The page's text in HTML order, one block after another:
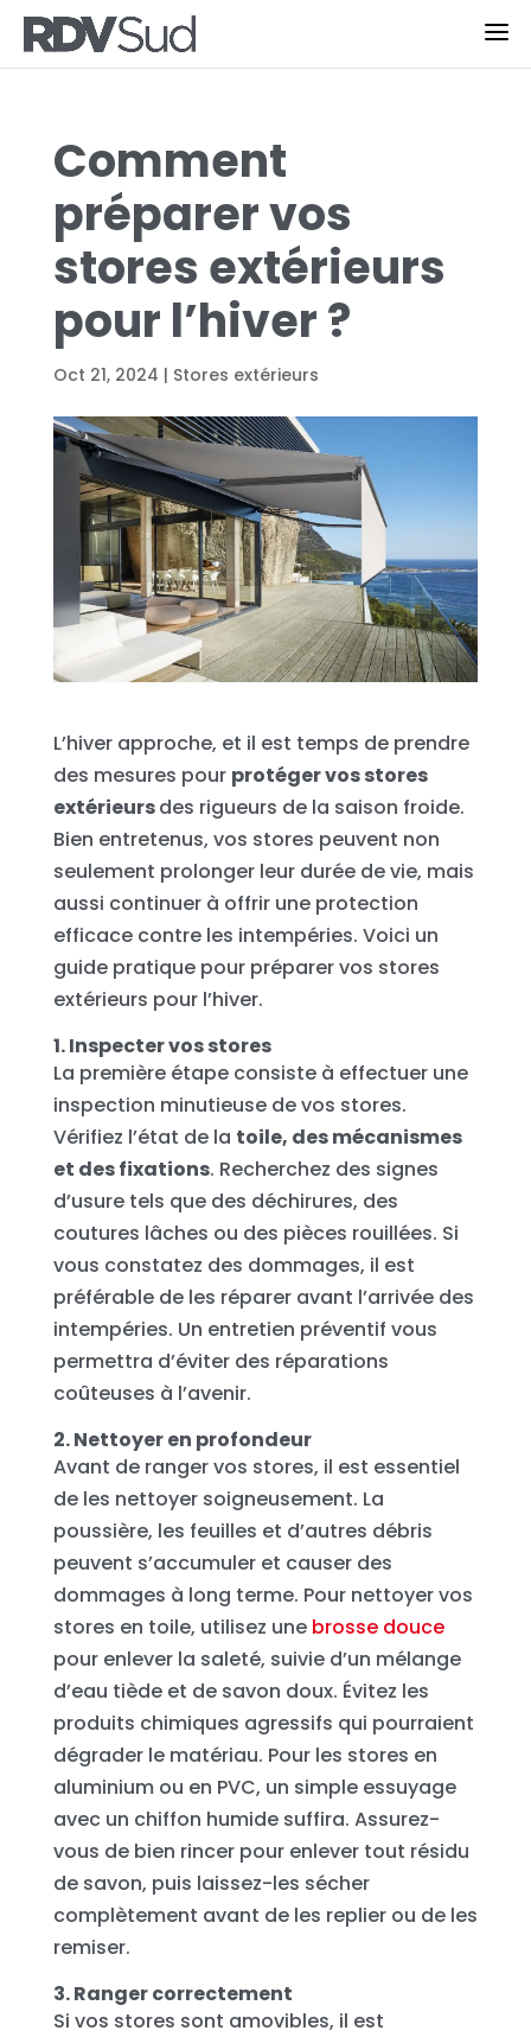
Comment
préparer vos
stores extérieurs
pour l’hiver ?
Oct 21, 2024 | Stores extérieurs
L’hiver approche, et il est temps de prendre
des mesures pour protéger vos stores
extérieursdes rigueurs de la saison froide.
Bien entretenus, vos stores peuvent non
seulement prolonger leur durée de vie, mais
aussi continuer à offrir une protection
efficace contre les intempéries. Voici un
guide pratique pour préparer vos stores
extérieurs pour l’hiver.
1. Inspecter vos stores
La première étape consiste à effectuer une
inspection minutieuse de vos stores.
Vérifiez l’état de la toile, des mécanismes
et des fixations. Recherchez des signes
d’usure tels que des déchirures, des
coutures lâches ou des pièces rouillées. Si
vous constatez des dommages, il est
préférable de les réparer avant l’arrivée des
intempéries. Un entretien préventif vous
permettra d’éviter des réparations
coûteuses à l’avenir.
2. Nettoyer en profondeur
Avant de ranger vos stores, il est essentiel
de les nettoyer soigneusement. La
poussière, les feuilles et d’autres débris
peuvent s’accumuler et causer des
dommages à long terme. Pour nettoyer vos
stores en toile, utilisez une brosse douce
pour enlever la saleté, suivie d’un mélange
d’eau tiède et de savon doux. Évitez les
produits chimiques agressifs qui pourraient
dégrader le matériau. Pour les stores en
aluminium ou en PVC, un simple essuyage
avec un chiffon humide suffira. Assurez-
vous de bien rincer pour enlever tout résidu
de savon, puis laissez-les sécher
complètement avant de les replier ou de les
remiser.
3. Ranger correctement
Si vos stores sont amovibles, il est